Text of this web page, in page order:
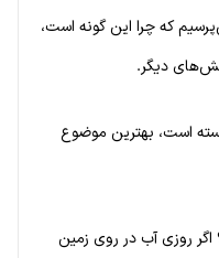
که چرا این گونه است،
دیگر.
است، بهترین موضوع
روزی آب در روی زمین